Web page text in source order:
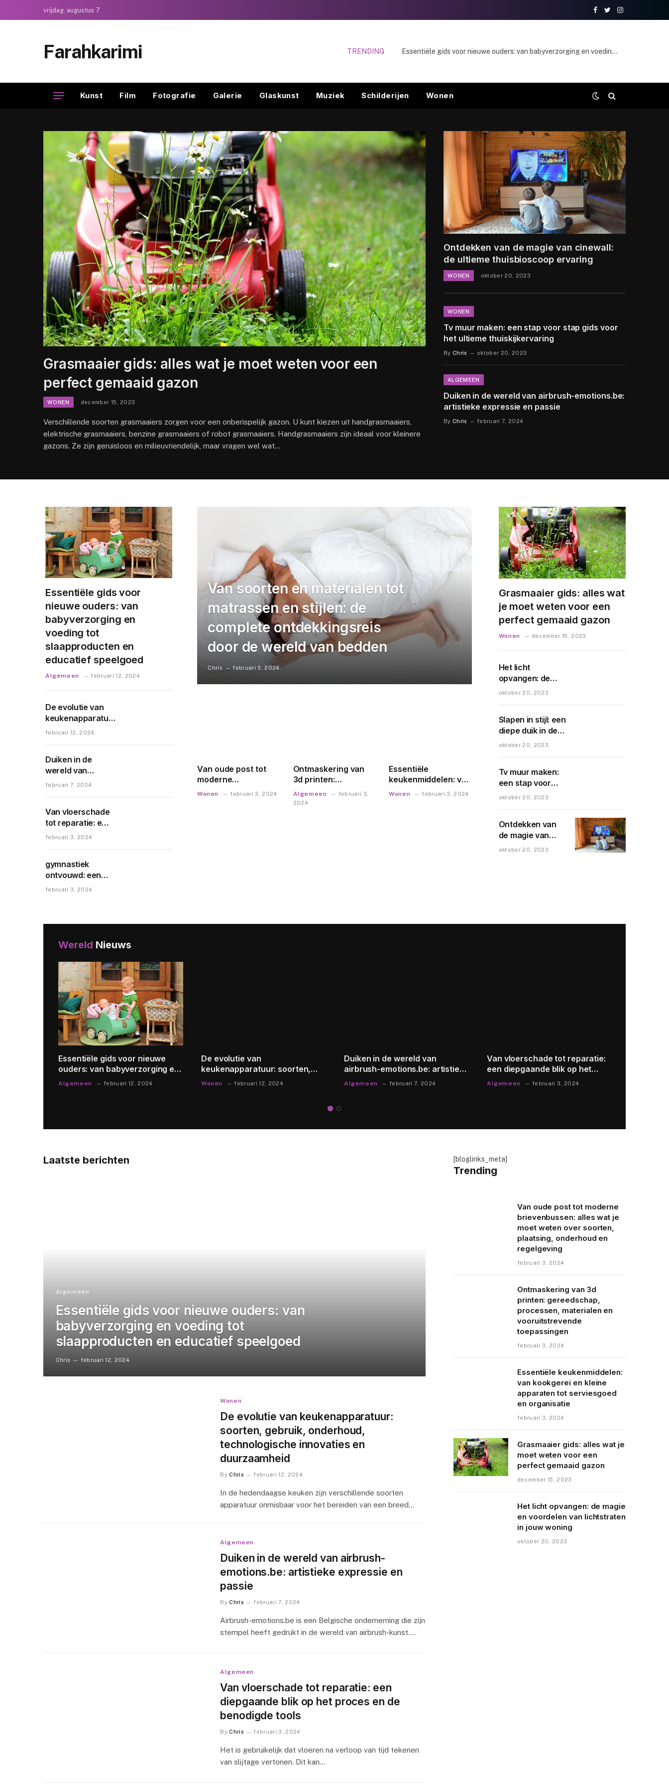
vrijdag, augustus 7
Facebook
TwitterInstagram
Farahkarimi TRENDING Essentiële gids voor nieuwe ouders: van babyverzorging en voeding tot slaapproducten en educatief speelgoed
Kunst Film Fotografie Galerie Glaskunst Muziek Schilderijen Wonen
Grasmaaier gids: alles wat je moet weten voor een
perfect gemaaid gazon
WONEN december 15, 2023
Verschillende soorten grasmaaiers zorgen voor een onberispelijk gazon. U kunt kiezen uit handgrasmaaiers,
elektrische grasmaaiers, benzine grasmaaiers of robot grasmaaiers. Handgrasmaaiers zijn ideaal voor kleinere
gazons. Ze zijn geruisloos en milieuvriendelijk, maar vragen wel wat…
Ontdekken van de magie van cinewall:
de ultieme thuisbioscoop ervaring
WONEN oktober 20, 2023
WONEN
Tv muur maken: een stap voor stap gids voor
het ultieme thuiskijkervaring
By Chris oktober 20, 2023
ALGEMEEN
Duiken in de wereld van airbrush-emotions.be:
artistieke expressie en passie
By Chris februari 7, 2024
Essentiële gids voor
nieuwe ouders: van
babyverzorging en
voeding tot
slaapproducten en
educatief speelgoed
Algemeen februari 12, 2024
De evolutie van
keukenapparatuur:
soorten, gebruik,
innovaties en
duurzaamheid
februari 12, 2024
Duiken in de
wereld van
airbrush-
expressie en
passie
februari 7, 2024
Van vloerschade
tot reparatie: een
diepgaande blik
tools
februari 3, 2024
gymnastiek
ontvouwd: een
duik in de diverse
evolutie
februari 3, 2024
Wonen
Van soorten en materialen tot
matrassen en stijlen: de
complete ontdekkingsreis
door de wereld van bedden
Chris februari 3, 2024
Van oude post tot
moderne
brievenbussen: alles
Wonen februari 3, 2024
Ontmaskering van
3d printen:
gereedschap,
processen,
Algemeen
februari 3,
2024
Essentiële
keukenmiddelen: van
kookgerei en kleine
Wonen februari 3, 2024
Grasmaaier gids: alles wat
je moet weten voor een
perfect gemaaid gazon
Wonen december 15, 2023
Het licht
opvangen: de
magie en
jouw woning
oktober 20, 2023
Slapen in stijl: een
diepe duik in de
wereld van
oktober 20, 2023
Tv muur maken:
een stap voor
stap gids voor
oktober 20, 2023
Ontdekken van
de magie van
cinewall: de
oktober 20, 2023
Wereld Nieuws
Essentiële gids voor nieuwe
ouders: van babyverzorging en
voeding tot slaapproducten en
educatief speelgoed
Algemeen februari 12, 2024
De evolutie van
keukenapparatuur: soorten,
gebruik, onderhoud,
technologische innovaties en
Wonen februari 12, 2024
Duiken in de wereld van
airbrush-emotions.be: artistieke
expressie en passie
Algemeen februari 7, 2024
Van vloerschade tot reparatie:
een diepgaande blik op het
proces en de benodigde tools
Algemeen februari 3, 2024
Laatste berichten
Algemeen
Essentiële gids voor nieuwe ouders: van
babyverzorging en voeding tot
slaapproducten en educatief speelgoed
Chris februari 12, 2024
Wonen
De evolutie van keukenapparatuur:
soorten, gebruik, onderhoud,
technologische innovaties en
duurzaamheid
By Chris februari 12, 2024
In de hedendaagse keuken zijn verschillende soorten
apparatuur onmisbaar voor het bereiden van een breed…
Algemeen
Duiken in de wereld van airbrush-
emotions.be: artistieke expressie en
passie
By Chris februari 7, 2024
Airbrush-emotions.be is een Belgische onderneming die zijn
stempel heeft gedrukt in de wereld van airbrush-kunst.…
Algemeen
Van vloerschade tot reparatie: een
diepgaande blik op het proces en de
benodigde tools
By Chris februari 3, 2024
Het is gebruikelijk dat vloeren na verloop van tijd tekenen
van slijtage vertonen. Dit kan…
[bloglinks_meta]
Trending
Van oude post tot moderne
brievenbussen: alles wat je
moet weten over soorten,
plaatsing, onderhoud en
regelgeving
februari 3, 2024
Ontmaskering van 3d
printen: gereedschap,
processen, materialen en
vooruitstrevende
toepassingen
februari 3, 2024
Essentiële keukenmiddelen:
van kookgerei en kleine
apparaten tot serviesgoed
en organisatie
februari 3, 2024
Grasmaaier gids: alles wat je
moet weten voor een
perfect gemaaid gazon
december 15, 2023
Het licht opvangen: de magie
en voordelen van lichtstraten
in jouw woning
oktober 20, 2023